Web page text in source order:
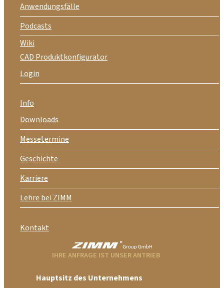
Anwendungsfälle
Podcasts
Wiki
CAD Produktkonfigurator
Login
Info
Downloads
Messetermine
Geschichte
Karriere
Lehre bei ZIMM
Kontakt
IHRE ANFRAGE IST UNSER ANTRIEB
Hauptsitz des Unternehmens